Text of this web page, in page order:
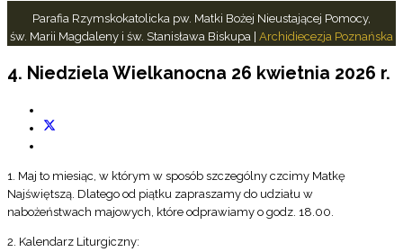
Parafia Rzymskokatolicka pw. Matki Bożej Nieustającej Pomocy,
św. Marii Magdaleny i św. Stanisława Biskupa | Archidiecezja Poznańska
4. Niedziela Wielkanocna 26 kwietnia 2026 r.
1. Maj to miesiąc, w którym w sposób szczególny czcimy Matkę
Najświętszą. Dlatego od piątku zapraszamy do udziału w
nabożeństwach majowych, które odprawiamy o godz. 18.00.
2. Kalendarz Liturgiczny: